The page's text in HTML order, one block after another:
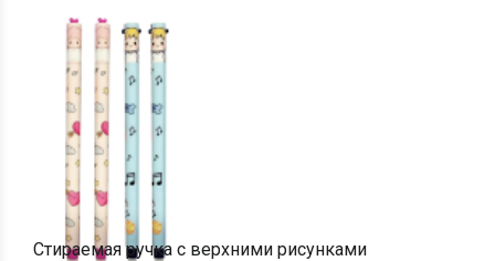
Стираемая ручка с верхними рисунками